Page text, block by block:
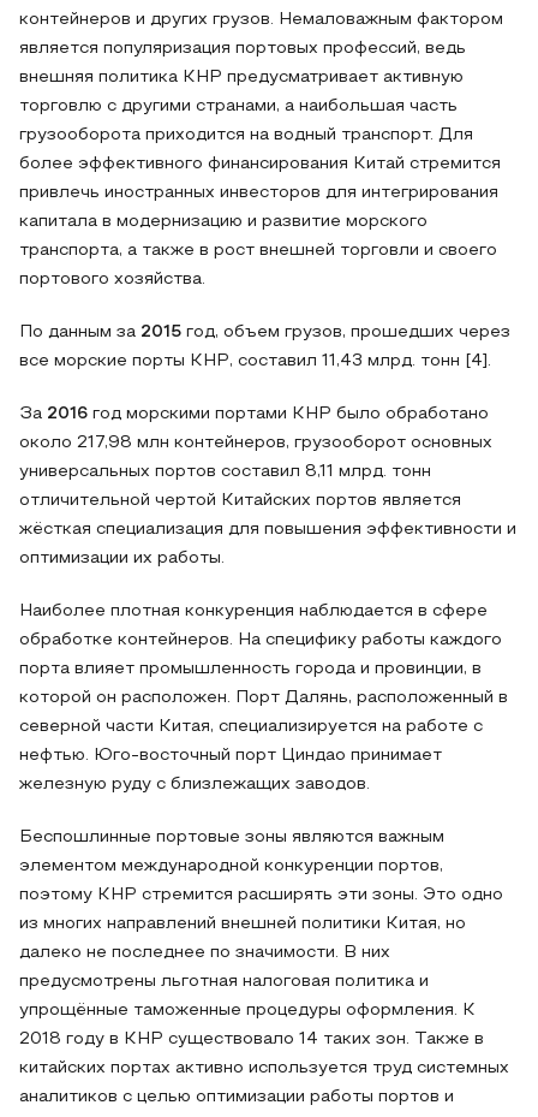
контейнеров и других грузов. Немаловажным фактором
является популяризация портовых профессий, ведь
внешняя политика КНР предусматривает активную
торговлю с другими странами, а наибольшая часть
грузооборота приходится на водный транспорт. Для
более эффективного финансирования Китай стремится
привлечь иностранных инвесторов для интегрирования
капитала в модернизацию и развитие морского
транспорта, а также в рост внешней торговли и своего
портового хозяйства.
По данным за 2015 год, объем грузов, прошедших через
все морские порты КНР, составил 11,43 млрд. тонн [4].
За 2016 год морскими портами КНР было обработано
около 217,98 млн контейнеров, грузооборот основных
универсальных портов составил 8,11 млрд. тонн
отличительной чертой Китайских портов является
жёсткая специализация для повышения эффективности и
оптимизации их работы.
Наиболее плотная конкуренция наблюдается в сфере
обработке контейнеров. На специфику работы каждого
порта влияет промышленность города и провинции, в
которой он расположен. Порт Далянь, расположенный в
северной части Китая, специализируется на работе с
нефтью. Юго-восточный порт Циндао принимает
железную руду с близлежащих заводов.
Беспошлинные портовые зоны являются важным
элементом международной конкуренции портов,
поэтому КНР стремится расширять эти зоны. Это одно
из многих направлений внешней политики Китая, но
далеко не последнее по значимости. В них
предусмотрены льготная налоговая политика и
упрощённые таможенные процедуры оформления. К
2018 году в КНР существовало 14 таких зон. Также в
китайских портах активно используется труд системных
аналитиков с целью оптимизации работы портов и